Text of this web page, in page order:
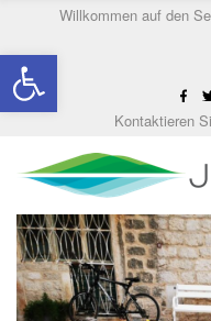
Open toolbar
Willkommen auf den
Kontaktieren